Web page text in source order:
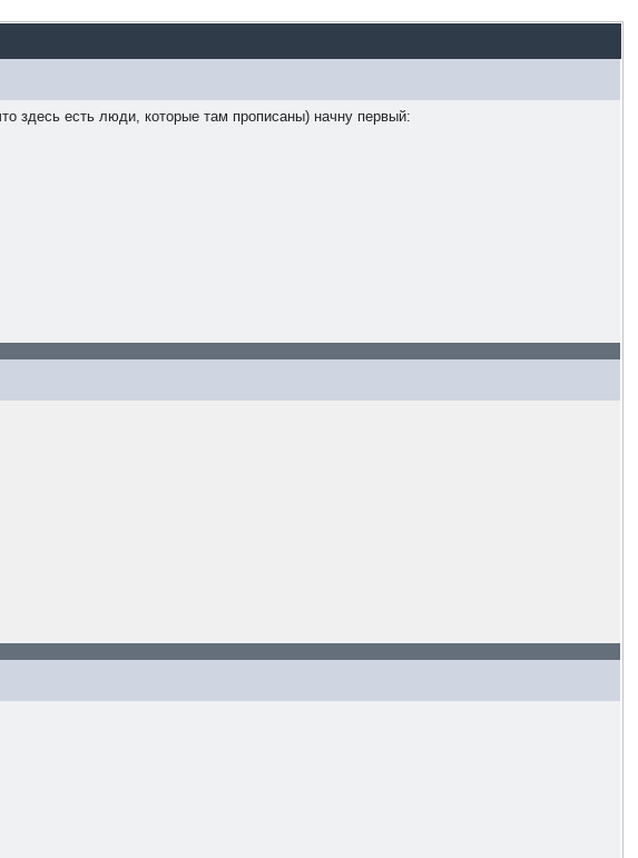
здесь есть люди, которые там прописаны) начну первый: